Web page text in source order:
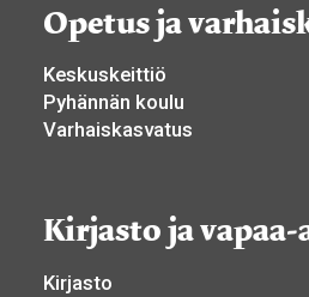
Opetus ja
Keskuskeittiö
Pyhännän koulu
Varhaiskasvatus
Kirjasto ja
Kirjasto